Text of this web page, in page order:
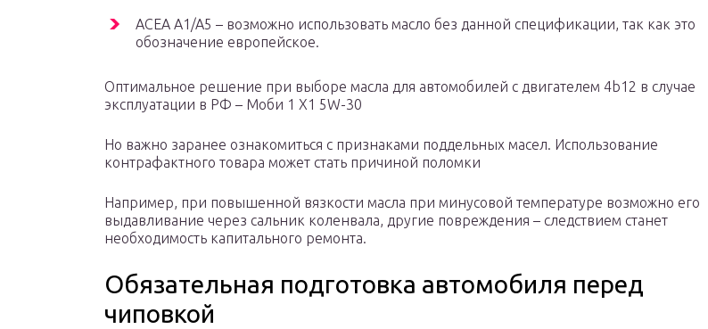
ACEA A1/A5 – возможно использовать масло без данной спецификации, так как это
обозначение европейское.
Оптимальное решение при выборе масла для автомобилей с двигателем 4b12 в случае
эксплуатации в РФ – Моби 1 X1 5W-30
Но важно заранее ознакомиться с признаками поддельных масел. Использование
контрафактного товара может стать причиной поломки
Например, при повышенной вязкости масла при минусовой температуре возможно его
выдавливание через сальник коленвала, другие повреждения – следствием станет
необходимость капитального ремонта.
Обязательная подготовка автомобиля перед
чиповкой